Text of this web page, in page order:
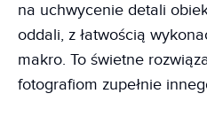
na uchwycenie detali
oddali, z łatwością
makro. To świetne
fotografiom zupełnie